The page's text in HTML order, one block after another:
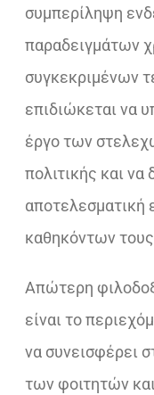
συμπερίληψη
παραδειγμάτων
συγκεκριμένων
επιδιώκεται να
έργο των
πολιτικής και να
καθηκόντων
Απώτερη
είναι το
να συνεισφέρει
των φοιτητών